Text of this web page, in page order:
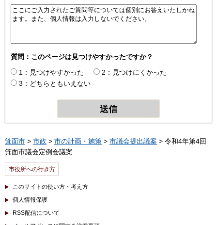
質問：このページは見つけやすかったですか？
1：見つけやすかった
2：見つけにくかった
3：どちらともいえない
箕面市 > 市政 > 市の計画・施策 > 市議会提出議案 > 令和4年第4回
箕面市議会定例会議案
市役所への行き方
このサイトの使い方・考え方
個人情報保護
RSS配信について